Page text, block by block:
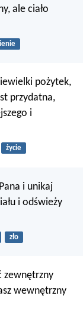
ale ciało
pożytek,
przydatna,
i
życie
i unikaj
i odświeży
zło
zewnętrzny
wewnętrzny